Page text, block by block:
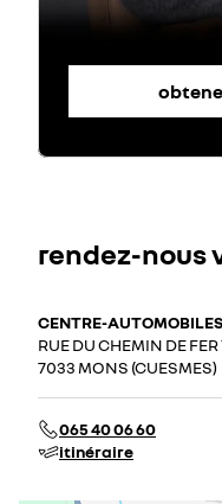
rendez-nous
CENTRE-
RUE DU CHEMIN DE FER
7033 MONS (CUESMES)
065 40 06 60
itinéraire